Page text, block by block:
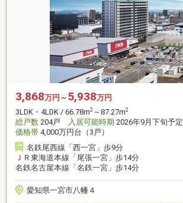
3,868万円～ 5,938万円
3LDK・4LDK / 66.78m2 ～87.27m2
総戸数 204戸 入居可能時期 2026年9月下旬予定
価格帯 4,000万円台（3戸）
名鉄尾西線「西一宮」歩9分
ＪＲ東海道本線「尾張一宮」歩14分
名鉄名古屋本線「名鉄一宮」歩14分
愛知県一宮市八幡４